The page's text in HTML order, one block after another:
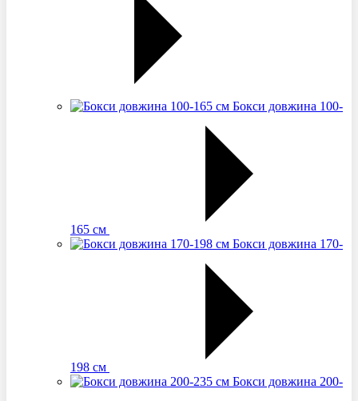
Бокси довжина 100-
165 см
Бокси довжина 170-
198 см
Бокси довжина 200-